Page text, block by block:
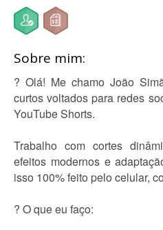
Sobre mim:
? Olá! Me chamo João
curtos voltados para redes
YouTube Shorts.
Trabalho com cortes
efeitos modernos e
isso 100% feito pelo celular,
? O que eu faço: